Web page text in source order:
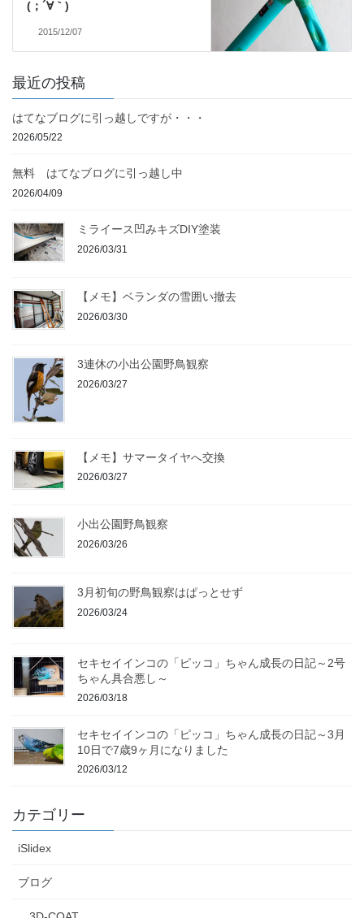
(；´∀｀)
2015/12/07
最近の投稿
はてなブログに引っ越しですが・・・
2026/05/22
無料 はてなブログに引っ越し中
2026/04/09
ミライース凹みキズDIY塗装
2026/03/31
【メモ】ベランダの雪囲い撤去
2026/03/30
3連休の小出公園野鳥観察
2026/03/27
【メモ】サマータイヤへ交換
2026/03/27
小出公園野鳥観察
2026/03/26
3月初旬の野鳥観察はぱっとせず
2026/03/24
セキセイインコの「ピッコ」ちゃん成長の日記～2号
ちゃん具合悪し～
2026/03/18
セキセイインコの「ピッコ」ちゃん成長の日記～3月
10日で7歳9ヶ月になりました
2026/03/12
カテゴリー
iSlidex
ブログ